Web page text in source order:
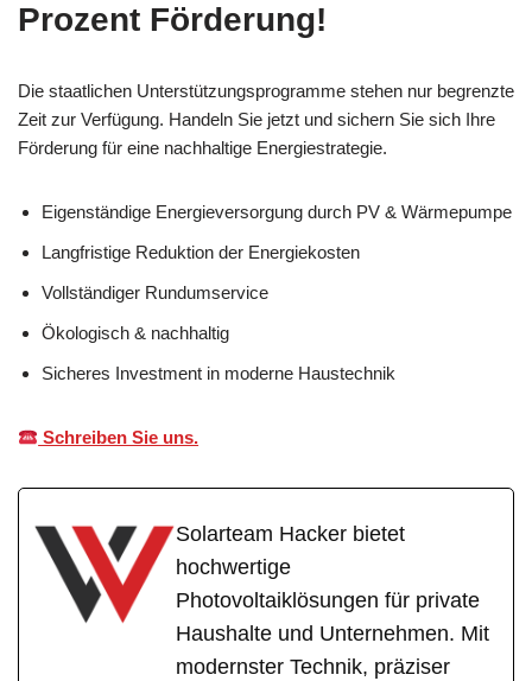
Prozent Förderung!
Die staatlichen Unterstützungsprogramme stehen nur begrenzte
Zeit zur Verfügung. Handeln Sie jetzt und sichern Sie sich Ihre
Förderung für eine nachhaltige Energiestrategie.
Eigenständige Energieversorgung durch PV & Wärmepumpe
Langfristige Reduktion der Energiekosten
Vollständiger Rundumservice
Ökologisch & nachhaltig
Sicheres Investment in moderne Haustechnik
Schreiben Sie uns.
Solarteam Hacker bietet
hochwertige
Photovoltaiklösungen für private
Haushalte und Unternehmen. Mit
modernster Technik, präziser